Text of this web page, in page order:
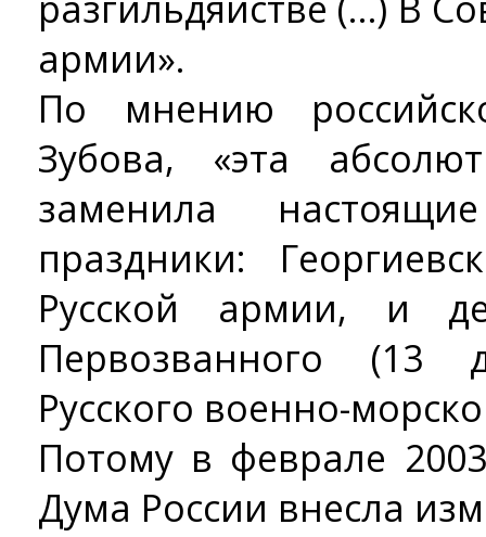
армии».
По мнению
Зубова, «эта
заменила
праздники:
Русской армии, и
Первозванного (13
Русского военно-
Потому в феврале
Дума России внесла